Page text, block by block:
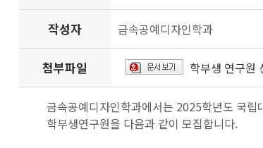
작성자 금속공예디자인학과
첨부파일 학부생 연구원
금속공예디자인학과에서는 2025학년도 국립
학부생연구원을 다음과 같이 모집합니다.